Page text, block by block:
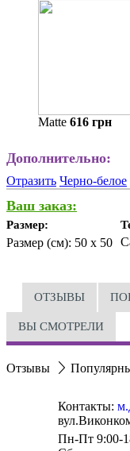
Matte 616 грн
Дополнительно:
Отразить Черно-белое
Ваш заказ:
Размер:
Размер (см): 50 x 50
ОТЗЫВЫ
ВЫ СМОТРЕЛИ
Отзывы
Контакты:
Пн-Пт 9:00-